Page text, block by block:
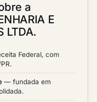
a
E
LTDA.
Federal, com
— fundada em